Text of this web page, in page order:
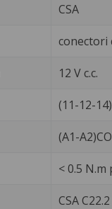
CSA
conectori
12 V c.c.
(11-12-
(A1-A2)CO
< 0.5
CSA